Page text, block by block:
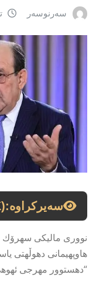
سەرنوسەر
سەیرکراوە:(1.6K)
نوورى مالیكى
هاوپهیمانى دهوڵهتى
“دهستوور مهرجى